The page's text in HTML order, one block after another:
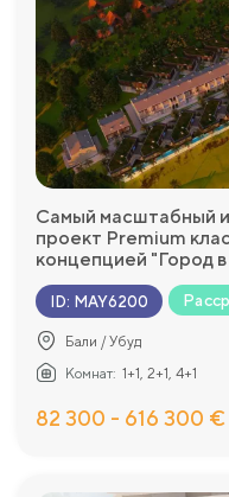
Самый масштабный
проект Premium
концепцией "Город
ID: MAY6200
Бали / Убуд
Комнат: 1+1, 2+1, 4+1
82 300 - 616 300 €